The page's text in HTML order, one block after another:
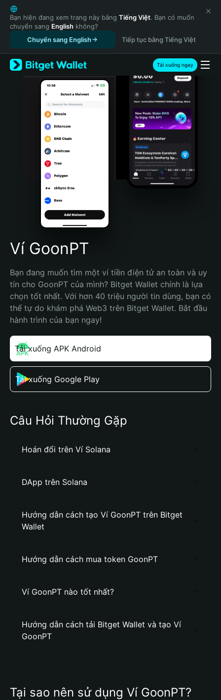
English
日本語
Tiếng Việt
Русский
Español (Latinoamérica)
Türkçe
Italiano
Português (Portugal)
Bahasa Indonesia
Português (Brasil)
Español (Argentina)
Bạn hiện đang xem trang này bằng Tiếng Việt. Bạn có muốn
chuyển sang English không?
Chuyển sang English
Tiếp tục bằng Tiếng Việt
Tải xuống ngay
Ví GoonPT
Bạn đang muốn tìm một ví tiền điện tử an toàn và uy
tín cho GoonPT của mình? Bitget Wallet chính là lựa
chọn tốt nhất. Với hơn 40 triệu người tin dùng, bạn có
thể tự do khám phá Web3 trên Bitget Wallet. Bắt đầu
hành trình của bạn ngay!
Tải xuống APK Android
Tải xuống Google Play
Câu Hỏi Thường Gặp
Hoán đổi trên Ví Solana
DApp trên Solana
Hướng dẫn cách tạo Ví GoonPT trên Bitget
Wallet
Hướng dẫn cách mua token GoonPT
Ví GoonPT nào tốt nhất?
Hướng dẫn cách tải Bitget Wallet và tạo Ví
GoonPT
Tại sao nên sử dụng Ví GoonPT?